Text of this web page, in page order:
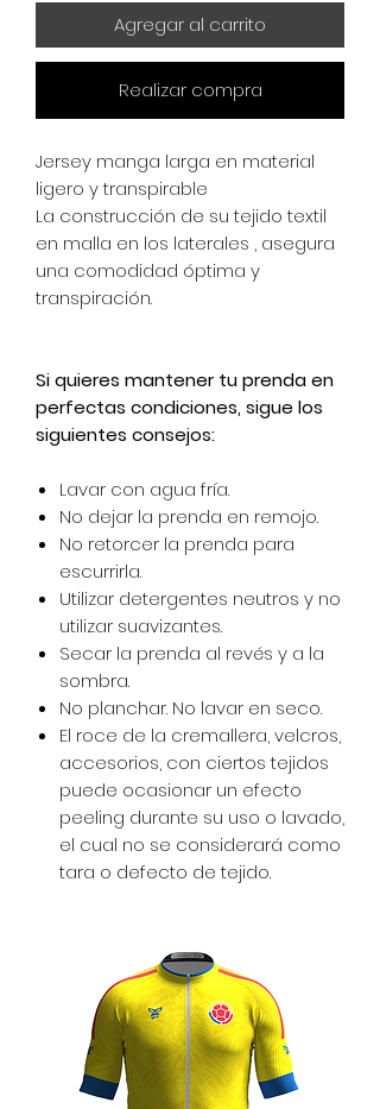
Agregar al carrito
Realizar compra
Jersey manga larga en material
ligero y transpirable
La construcción de su tejido textil
en malla en los laterales , asegura
una comodidad óptima y
transpiración.
Si quieres mantener tu prenda en
perfectas condiciones, sigue los
siguientes consejos:
Lavar con agua fría.
No dejar la prenda en remojo.
No retorcer la prenda para
escurrirla.
Utilizar detergentes neutros y no
utilizar suavizantes.
Secar la prenda al revés y a la
sombra.
No planchar. No lavar en seco.
El roce de la cremallera, velcros,
accesorios, con ciertos tejidos
puede ocasionar un efecto
peeling durante su uso o lavado,
el cual no se considerará como
tara o defecto de tejido.